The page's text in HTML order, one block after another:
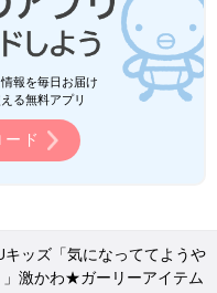
報を毎日お届け
る無料アプリ
ド
キッズ「気になっててようや
激かわ★ガーリーアイテム